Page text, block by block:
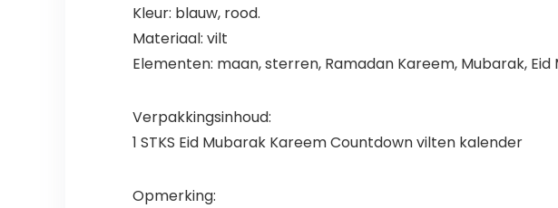
Kleur: blauw, rood.
Materiaal: vilt
Elementen: maan, sterren, Ramadan Kareem, Mubarak, Eid
Verpakkingsinhoud:
1 STKS Eid Mubarak Kareem Countdown vilten kalender
Opmerking: